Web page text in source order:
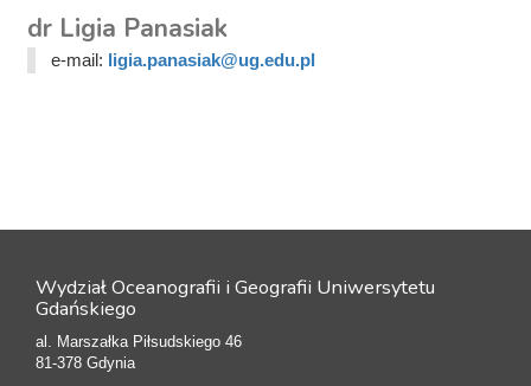
dr Ligia Panasiak
e-mail: ligia.panasiak@ug.edu.pl
Wydział Oceanografii i Geografii Uniwersytetu
Gdańskiego
al. Marszałka Piłsudskiego 46
81-378 Gdynia